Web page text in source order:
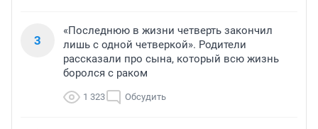
3
«Последнюю в жизни четверть закончил
лишь с одной четверкой». Родители
рассказали про сына, который всю жизнь
боролся с раком
1 323 Обсудить